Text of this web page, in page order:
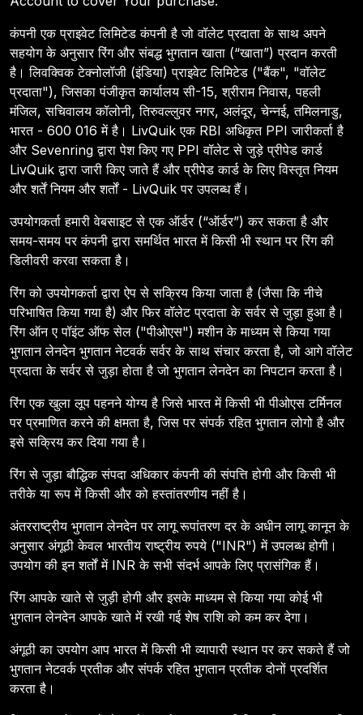
कंपनी एक प्राइवेट लिमिटेड कंपनी है जो वॉलेट प्रदाता के साथ अपने
सहयोग के अनुसार रिंग और संबद्ध भुगतान खाता (“खाता”) प्रदान करती
है। लिवक्विक टेक्नोलॉजी (इंडिया) प्राइवेट लिमिटेड ("बैंक", "वॉलेट
प्रदाता"), जिसका पंजीकृत कार्यालय सी-15, श्रीराम निवास, पहली
मंजिल, सचिवालय कॉलोनी, तिरुवल्लुवर नगर, अलंदूर, चेन्नई, तमिलनाडु,
भारत - 600 016 में है। LivQuik एक RBI अधिकृत PPI जारीकर्ता है
और Sevenring द्वारा पेश किए गए PPI वॉलेट से जुड़े प्रीपेड कार्ड
LivQuik द्वारा जारी किए जाते हैं और प्रीपेड कार्ड के लिए विस्तृत नियम
और शर्तें नियम और शर्तों - LivQuik पर उपलब्ध हैं।
उपयोगकर्ता हमारी वेबसाइट से एक ऑर्डर (“ऑर्डर”) कर सकता है और
समय-समय पर कंपनी द्वारा समर्थित भारत में किसी भी स्थान पर रिंग की
डिलीवरी करवा सकता है।
रिंग को उपयोगकर्ता द्वारा ऐप से सक्रिय किया जाता है (जैसा कि नीचे
परिभाषित किया गया है) और फिर वॉलेट प्रदाता के सर्वर से जुड़ा हुआ है।
रिंग ऑन ए पॉइंट ऑफ सेल ("पीओएस") मशीन के माध्यम से किया गया
भुगतान लेनदेन भुगतान नेटवर्क सर्वर के साथ संचार करता है, जो आगे वॉलेट
प्रदाता के सर्वर से जुड़ा होता है जो भुगतान लेनदेन का निपटान करता है।
रिंग एक खुला लूप पहनने योग्य है जिसे भारत में किसी भी पीओएस टर्मिनल
पर प्रमाणित करने की क्षमता है, जिस पर संपर्क रहित भुगतान लोगो है और
इसे सक्रिय कर दिया गया है।
रिंग से जुड़ा बौद्धिक संपदा अधिकार कंपनी की संपत्ति होगी और किसी भी
तरीके या रूप में किसी और को हस्तांतरणीय नहीं है।
अंतरराष्ट्रीय भुगतान लेनदेन पर लागू रूपांतरण दर के अधीन लागू कानून के
अनुसार अंगूठी केवल भारतीय राष्ट्रीय रुपये ("INR") में उपलब्ध होगी।
उपयोग की इन शर्तों में INR के सभी संदर्भ आपके लिए प्रासंगिक हैं।
रिंग आपके खाते से जुड़ी होगी और इसके माध्यम से किया गया कोई भी
भुगतान लेनदेन आपके खाते में रखी गई शेष राशि को कम कर देगा।
अंगूठी का उपयोग आप भारत में किसी भी व्यापारी स्थान पर कर सकते हैं जो
भुगतान नेटवर्क प्रतीक और संपर्क रहित भुगतान प्रतीक दोनों प्रदर्शित
करता है।